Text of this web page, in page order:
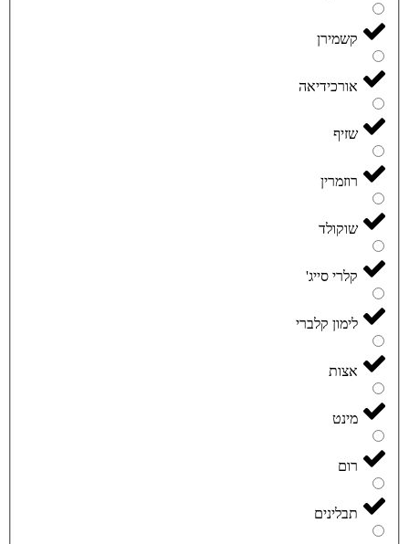
קשמירן
אורכידיאה
שזיף
רוזמרין
שוקולד
קלרי סייג'
לימון קלברי
אצות
מינט
רום
תבלינים